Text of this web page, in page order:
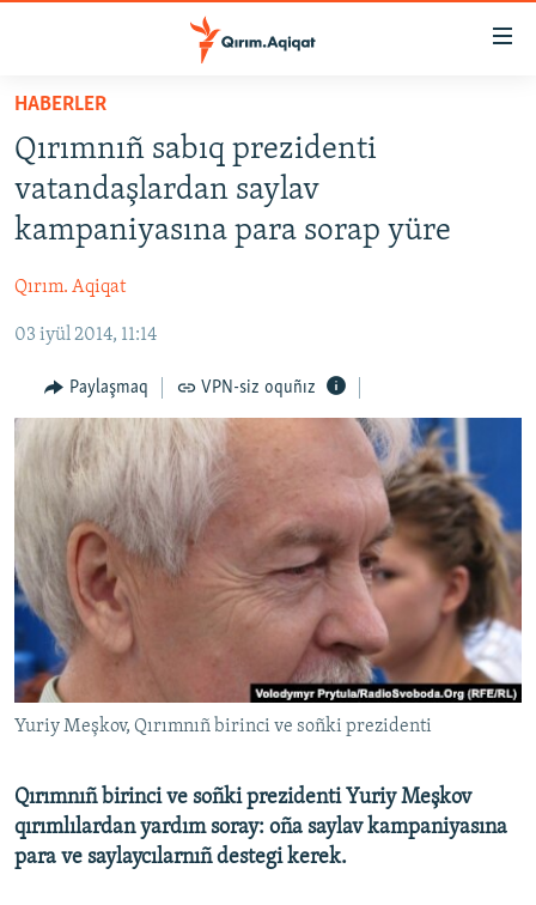
Esas
qaytmaq
Baş
navigatsiyağa
qaytmaq
Qıdıruvğa
SİYASET
İQTİSADİYAT
MEDENİYET
İNSAN AQLARI
VİDEO
SÜRET
BLOGLAR
FİKİR
Русский
Українською
QOŞULIÑIZ!
RFE/RS bütün saytları
HABERLER
Qırımnıñ sabıq prezidenti
vatandaşlardan saylav
kampaniyasına para sorap yüre
Qırım. Aqiqat
03 iyül 2014, 11:14
Paylaşmaq VPN-siz oquñız
Yuriy Meşkov, Qırımnıñ birinci ve soñki prezidenti
Qırımnıñ birinci ve soñki prezidenti Yuriy Meşkov
qırımlılardan yardım soray: oña saylav kampaniyasına
para ve saylaycılarnıñ destegi kerek.